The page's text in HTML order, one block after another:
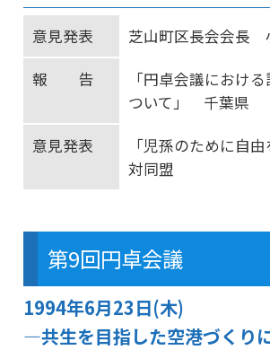
意見発表
芝山町区長会会長
報 告
「円卓会議におけ
ついて」 千葉県
意見発表
「児孫のために自
対同盟
第9回円卓会議
1994年6月23日(木)
―共生を目指した空港づく